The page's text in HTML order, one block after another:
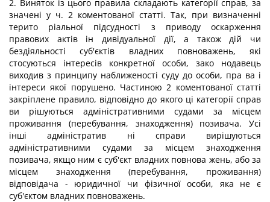
2. Виняток із цього правила складають категорії справ, за
значені у ч. 2 коментованої статті. Так, при визначенні
терито ріальної підсудності з приводу оскарження
правових актів ін дивідуальної дії, а також дій чи
бездіяльності суб'єктів владних повноважень, які
стосуються інтересів конкретної особи, зако нодавець
виходив з принципу наближеності суду до особи, пра ва і
інтереси якої порушено. Частиною 2 коментованої статті
закріплене правило, відповідно до якого ці категорії справ
ви рішуються адміністративними судами за місцем
проживання (перебування, знаходження) позивача. Усі
інші адміністратив ні справи вирішуються
адміністративними судами за місцем знаходження
позивача, якщо ним є суб'єкт владних повнова жень, або за
місцем знаходження (перебування, проживання)
відповідача - юридичної чи фізичної особи, яка не є
суб'єктом владних повноважень.